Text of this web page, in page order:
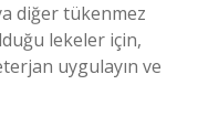
diğer tükenmez
lekeler için,
uygulayın ve